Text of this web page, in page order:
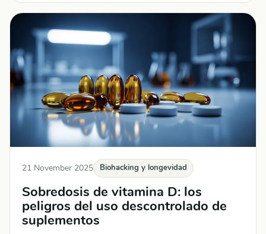
21 November 2025 Biohacking y longevidad
Sobredosis de vitamina D: los
peligros del uso descontrolado de
suplementos